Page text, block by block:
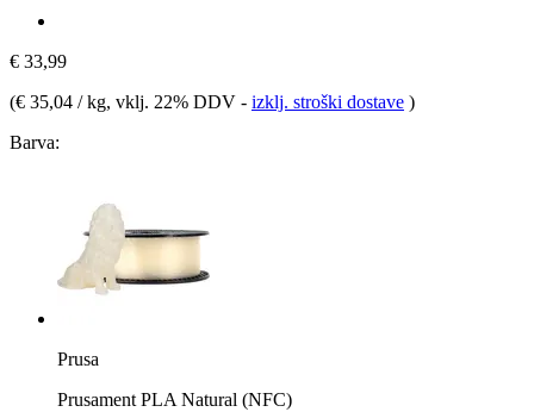
€ 33,99
(€ 35,04 / kg, vklj. 22% DDV - izklj. stroški dostave )
Barva:
Prusa
Prusament PLA Natural (NFC)